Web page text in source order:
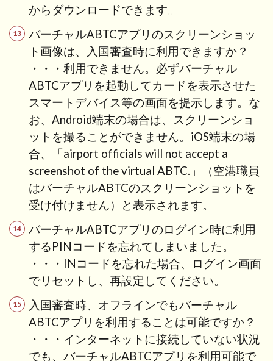
からダウンロードできます。
バーチャルABTCアプリのスクリーンショッ
ト画像は、入国審査時に利用できますか？
・・・利用できません。必ずバーチャル
ABTCアプリを起動してカードを表示させた
スマートデバイス等の画面を提示します。な
お、Android端末の場合は、スクリーンショ
ットを撮ることができません。iOS端末の場
合、「airport officials will not accept a
screenshot of the virtual ABTC.」（空港職員
はバーチャルABTCのスクリーンショットを
受け付けません）と表示されます。
バーチャルABTCアプリのログイン時に利用
するPINコードを忘れてしまいました。
・・・INコードを忘れた場合、ログイン画面
でリセットし、再設定してください。
入国審査時、オフラインでもバーチャル
ABTCアプリを利用することは可能ですか？
・・・インターネットに接続していない状況
でも、バーチャルABTCアプリを利用可能で